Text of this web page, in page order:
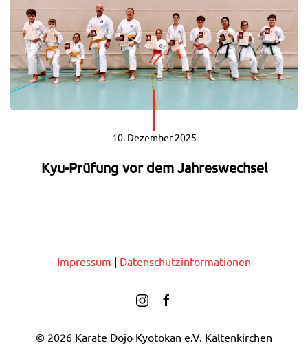
10. Dezember 2025
Kyu-Prüfung vor dem Jahreswechsel
Impressum | Datenschutzinformationen
© 2026 Karate Dojo Kyotokan e.V. Kaltenkirchen